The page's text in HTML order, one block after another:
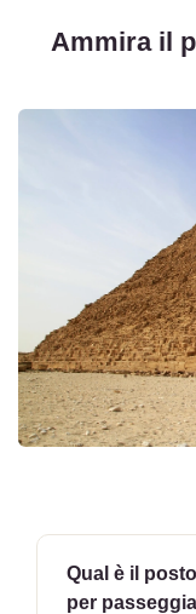
Ammira il
Qual è il
per